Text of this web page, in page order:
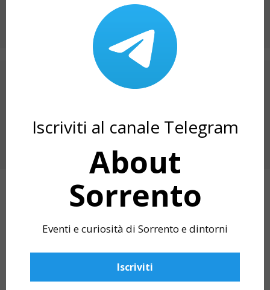
ARTICOLO PRECEDENTE
EVENTI VICO EQUENSE: SOCIAL WORLD FILM
PROSSIMO ARTICOLO
EVENTI 2021: PASSEGGIATE D’ESTATE A
MASSA LUBRENSE
ARTICOLI CORRELATI
Iscriviti al canale Telegram
About
Sorrento
Eventi e curiosità di Sorrento e dintorni
Iscriviti